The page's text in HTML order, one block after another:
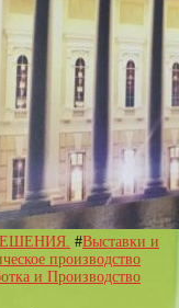
#Выставки и
производство
и Производство